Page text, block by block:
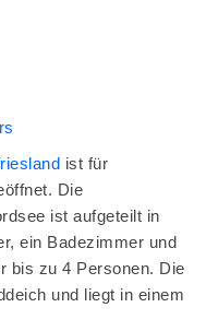
ist für
Die
ist aufgeteilt in
ein Badezimmer und
bis zu 4 Personen. Die
und liegt in einem